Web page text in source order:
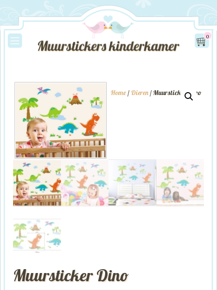
0
Home / Dieren / Muursticker Dino
Muursticker Dino